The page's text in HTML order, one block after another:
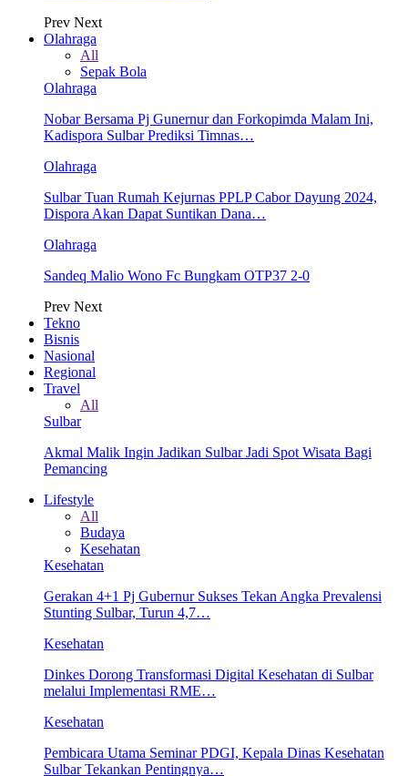
Prev Next
Olahraga
All
Sepak Bola
Olahraga
Nobar Bersama Pj Gunernur dan Forkopimda Malam Ini,
Kadispora Sulbar Prediksi Timnas…
Olahraga
Sulbar Tuan Rumah Kejurnas PPLP Cabor Dayung 2024,
Dispora Akan Dapat Suntikan Dana…
Olahraga
Sandeq Malio Wono Fc Bungkam OTP37 2-0
Prev Next
Tekno
Bisnis
Nasional
Regional
Travel
All
Sulbar
Akmal Malik Ingin Jadikan Sulbar Jadi Spot Wisata Bagi
Pemancing
Lifestyle
All
Budaya
Kesehatan
Kesehatan
Gerakan 4+1 Pj Gubernur Sukses Tekan Angka Prevalensi
Stunting Sulbar, Turun 4,7…
Kesehatan
Dinkes Dorong Transformasi Digital Kesehatan di Sulbar
melalui Implementasi RME…
Kesehatan
Pembicara Utama Seminar PDGI, Kepala Dinas Kesehatan
Sulbar Tekankan Pentingnya…